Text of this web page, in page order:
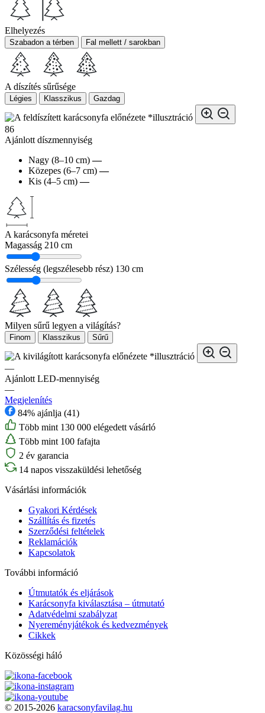
Elhelyezés
Szabadon a térben Fal mellett / sarokban
A díszítés sűrűsége
Légies Klasszikus Gazdag
*illusztráció
86
Ajánlott díszmennyiség
Nagy (8–10 cm) —
Közepes (6–7 cm) —
Kis (4–5 cm) —
A karácsonyfa méretei
Magasság 210 cm
Szélesség (legszélesebb rész) 130 cm
Milyen sűrű legyen a világítás?
Finom Klasszikus Sűrű
*illusztráció
—
Ajánlott LED-mennyiség
—
Megjelenítés
84% ajánlja (41)
Több mint 130 000 elégedett vásárló
Több mint 100 fafajta
2 év garancia
14 napos visszaküldési lehetőség
Vásárlási információk
Gyakori Kérdések
Szállítás és fizetés
Szerződési feltételek
Reklamációk
Kapcsolatok
További információ
Útmutatók és eljárások
Karácsonyfa kiválasztása – útmutató
Adatvédelmi szabályzat
Nyereményjátékok és kedvezmények
Cikkek
Közösségi háló
© 2015-2026 karacsonyfavilag.hu